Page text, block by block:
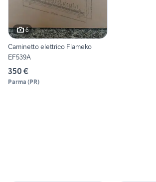
6
Caminetto elettrico Flameko
EF539A
350 €
Parma (PR)